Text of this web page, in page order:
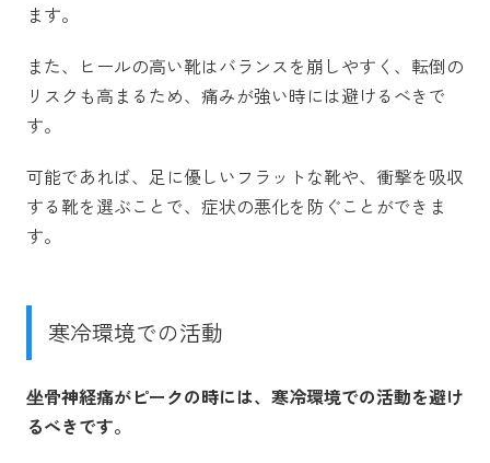
ます。
また、ヒールの高い靴はバランスを崩しやすく、転倒の
リスクも高まるため、痛みが強い時には避けるべきで
す。
可能であれば、足に優しいフラットな靴や、衝撃を吸収
する靴を選ぶことで、症状の悪化を防ぐことができま
す。
寒冷環境での活動
坐骨神経痛がピークの時には、寒冷環境での活動を避け
るべきです。